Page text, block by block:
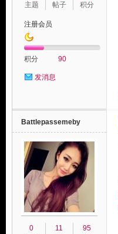
主题
帖子
积分
注册会员
积分 90
发消息
Battlepassemeby
0
11
95